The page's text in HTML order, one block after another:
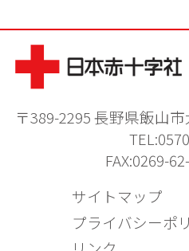
〒389-2295 長野県飯山
FAX:0269-
サイトマップ
プライバシーポ